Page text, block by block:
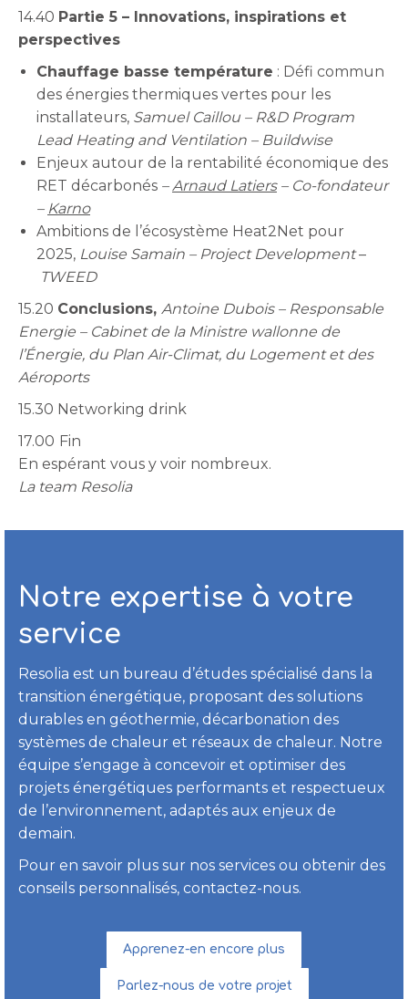
14.40 Partie 5 – Innovations, inspirations et
perspectives
Chauffage basse température : Défi commun
des énergies thermiques vertes pour les
installateurs, Samuel Caillou – R&D Program
Lead Heating and Ventilation – Buildwise
Enjeux autour de la rentabilité économique des
RET décarbonés – Arnaud Latiers– Co-fondateur
– Karno
Ambitions de l’écosystème Heat2Net pour
2025, Louise Samain – Project Development–
TWEED
15.20 Conclusions, Antoine Dubois – Responsable
Energie – Cabinet de la Ministre wallonne de
l’Énergie, du Plan Air-Climat, du Logement et des
Aéroports
15.30 Networking drink
17.00 Fin
En espérant vous y voir nombreux.
La team Resolia
Notre expertise à votre
service
Resolia est un bureau d’études spécialisé dans la
transition énergétique, proposant des solutions
durables en géothermie, décarbonation des
systèmes de chaleur et réseaux de chaleur. Notre
équipe s’engage à concevoir et optimiser des
projets énergétiques performants et respectueux
de l’environnement, adaptés aux enjeux de
demain.
Pour en savoir plus sur nos services ou obtenir des
conseils personnalisés, contactez-nous.
Apprenez-en encore plus
Parlez-nous de votre projet